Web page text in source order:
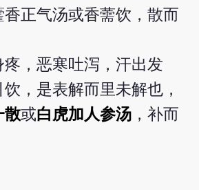
香正气汤或香薷饮，散而
疼，恶寒吐泻，汗出发
，是表解而里未解也，
散或白虎加人参汤 ，补而